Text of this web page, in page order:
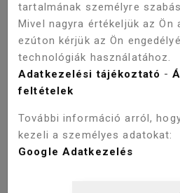
tartalmának személyre
Mivel nagyra értékeljük az Ön
ezúton kérjük az Ön
technológiák használatához.
Adatkezelési tájékoztató -
feltételek
További információ arról,
kezeli a személyes adatokat:
Google Adatkezelés